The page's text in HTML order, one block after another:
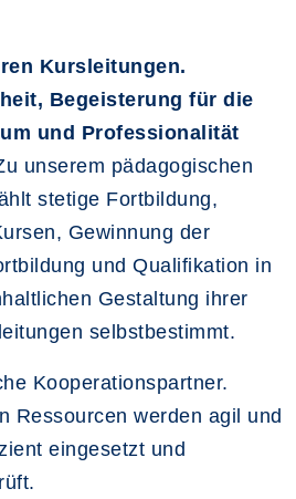
Kursleitungen.
Begeisterung für die
und Professionalität
unserem pädagogischen
stetige Fortbildung,
Gewinnung der
und Qualifikation in
Gestaltung ihrer
selbstbestimmt.
Kooperationspartner.
Ressourcen werden agil und
eingesetzt und